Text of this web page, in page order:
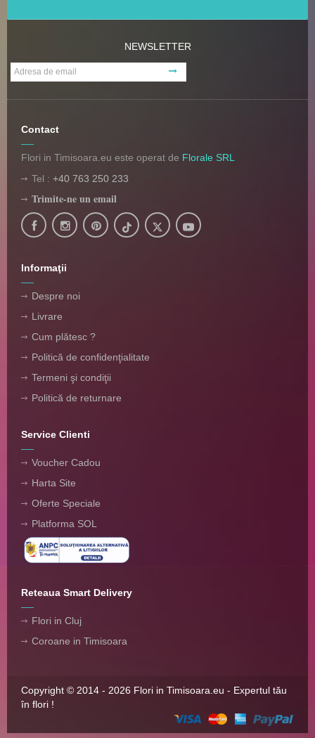
NEWSLETTER
Contact
Flori in Timisoara.eu este operat de Florale SRL
Tel : +40 763 250 233
Trimite-ne un email
Informaţii
Despre noi
Livrare
Cum plătesc ?
Politică de confidenţialitate
Termeni şi condiţii
Politică de returnare
Service Clienti
Voucher Cadou
Harta Site
Oferte Speciale
Platforma SOL
Reteaua Smart Delivery
Flori in Cluj
Coroane in Timisoara
Copyright © 2014 - 2026 Flori in Timisoara.eu - Expertul tău
în flori !